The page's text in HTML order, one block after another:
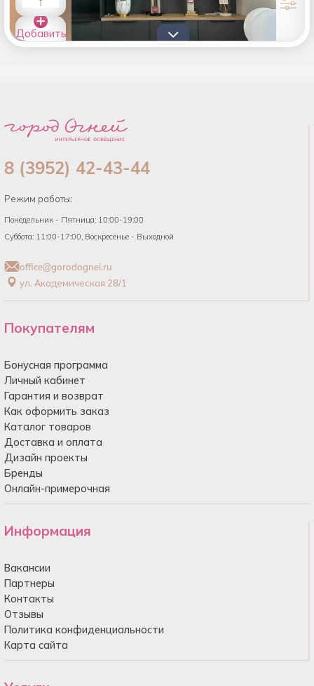
Добавить
товары в
8 (3952) 42-43-44
Режим работы:
Понедельник - Пятница: 10:00-19:00
Суббота: 11:00-17:00, Воскресенье - Выходной
office@gorodognei.ru
ул. Академическая 28/1
Покупателям
Бонусная программа
Личный кабинет
Гарантия и возврат
Как оформить заказ
Каталог товаров
Доставка и оплата
Дизайн проекты
Бренды
Онлайн-примерочная
Информация
Вакансии
Партнеры
Контакты
Отзывы
Политика конфиденциальности
Карта сайта